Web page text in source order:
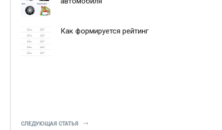
Как формируется рейтинг
СЛЕДУЮЩАЯ СТАТЬЯ